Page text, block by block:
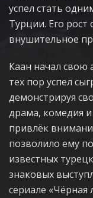
успел стать
Турции. Его рост
внушительное
Каан начал свою
тех пор успел
демонстрируя
драма, комедия
привлёк
позволило ему
известных
знаковых
сериале «Чёрная